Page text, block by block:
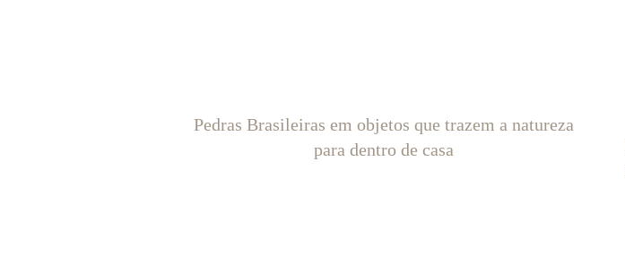
Pedras Brasileiras em objetos que trazem a natureza
para dentro de casa